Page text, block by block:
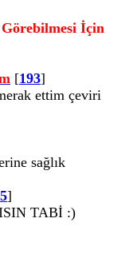
İçin
[193]
ettim çeviri
sağlık
]
TABİ :)